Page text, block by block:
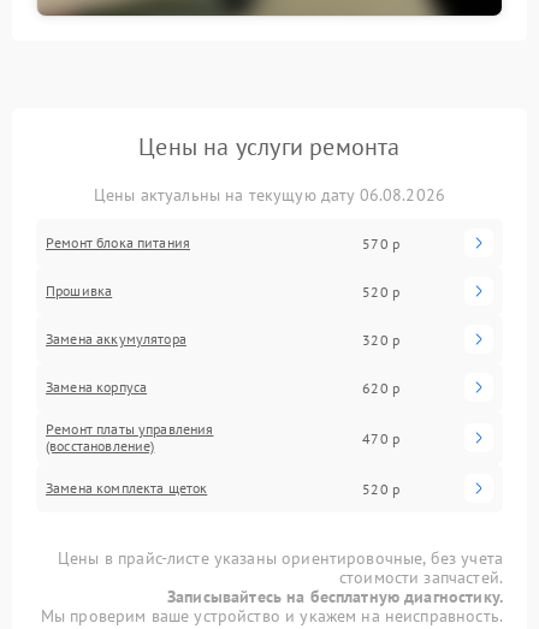
Цены на услуги ремонта
Цены актуальны на текущую дату 06.08.2026
Ремонт блока питания 570 р
Прошивка 520 р
Замена аккумулятора 320 р
Замена корпуса 620 р
Ремонт платы управления
(восстановление)
470 р
Замена комплекта щеток 520 р
Цены в прайс-листе указаны ориентировочные, без учета
стоимости запчастей.
Записывайтесь на бесплатную диагностику.
Мы проверим ваше устройство и укажем на неисправность.